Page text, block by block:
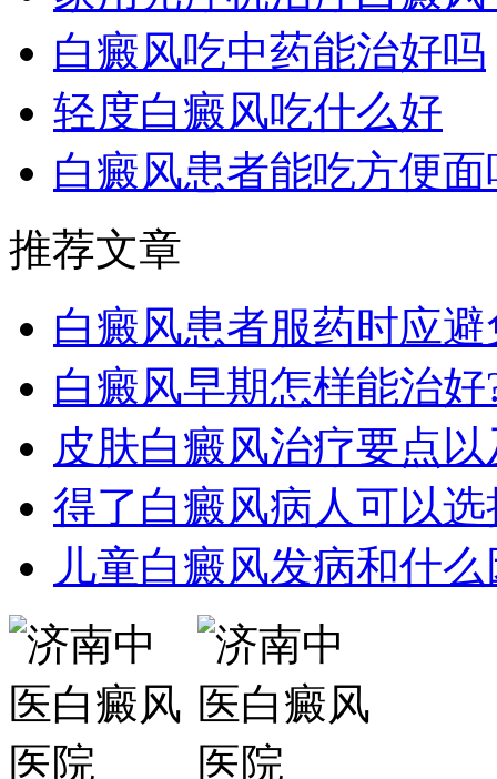
白癜风吃中药能治好吗
轻度白癜风吃什么好
白癜风患者能吃方便面
推荐文章
白癜风患者服药时应
白癜风早期怎样能治好
皮肤白癜风治疗要点
得了白癜风病人可以
儿童白癜风发病和什